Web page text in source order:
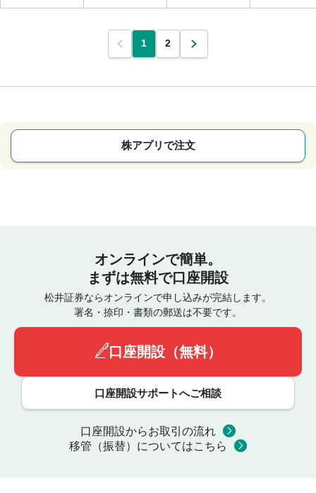
1 2
株アプリで注文
オンラインで簡単。
まずは無料で口座開設
松井証券ならオンラインで申し込みが完結します。
署名・捺印・書類の郵送は不要です。
口座開設（無料）
口座開設サポートへご相談
口座開設からお取引の流れ
移管（振替）についてはこちら